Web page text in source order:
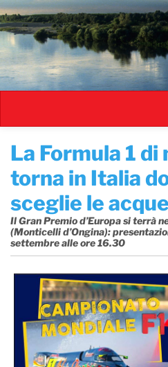
Salta
al
contenuto
principale
​La Formula 1
torna in Italia
sceglie le
Il Gran Premio d’Europa si terrà
(Monticelli d’Ongina):
settembre alle ore 16.30